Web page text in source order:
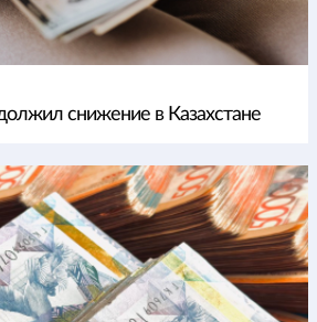
снижение в Казахстане